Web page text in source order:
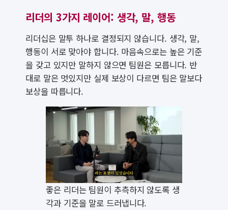
리더의 3가지 레이어: 생각, 말, 행동
리더십은 말투 하나로 결정되지 않습니다. 생각, 말,
행동이 서로 맞아야 합니다. 마음속으로는 높은 기준
을 갖고 있지만 말하지 않으면 팀원은 모릅니다. 반
대로 말은 멋있지만 실제 보상이 다르면 팀은 말보다
보상을 따릅니다.
좋은 리더는 팀원이 추측하지 않도록 생
각과 기준을 말로 드러냅니다.